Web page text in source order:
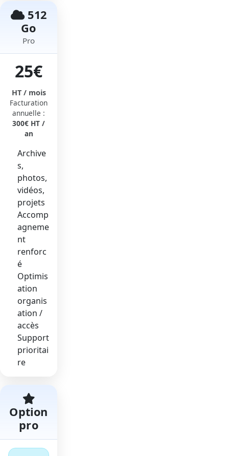
512
Go
Pro
25€
HT / mois
Facturation
annuelle :
300€ HT /
an
Archive
s,
photos,
vidéos,
projets
Accomp
agneme
nt
renforc
é
Optimis
ation
organis
ation /
accès
Support
prioritai
re
Option
pro